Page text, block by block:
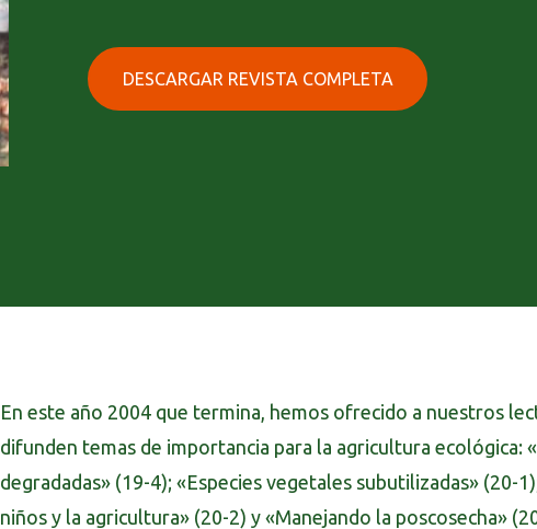
DESCARGAR REVISTA COMPLETA
En este año 2004 que termina, hemos ofrecido a nuestros
difunden temas de importancia para la agricultura ecológica:
degradadas» (19-4); «Especies vegetales subutilizadas» (20-
niños y la agricultura» (20-2) y «Manejando la poscosecha»